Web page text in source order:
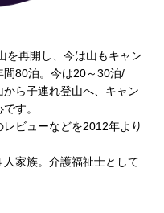
を再開し、今は山もキャン
間80泊。今は20～30泊/
ら子連れ登山へ、キャン
す。
ビューなどを2012年より
家族。介護福祉士として